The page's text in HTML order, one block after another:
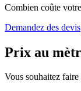
Combien coûte
Demandez des devis
Prix au
Vous souhaitez